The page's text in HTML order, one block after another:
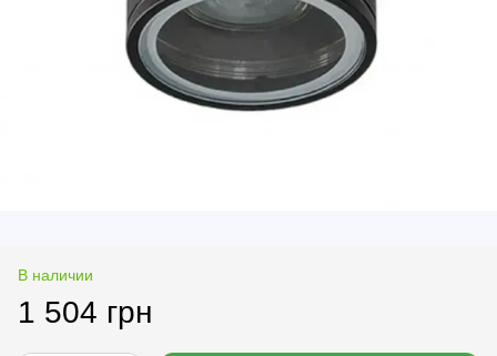
В наличии
1 504 грн